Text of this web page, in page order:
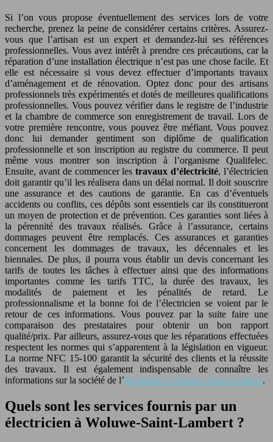
Si l’on vous propose éventuellement des services lors de votre
recherche, prenez la peine de considérer certains critères. Assurez-
vous que l’artisan est un expert et demandez-lui ses références
professionnelles. Vous avez intérêt à prendre ces précautions, car la
réparation d’une installation électrique n’est pas une chose facile. Et
elle est nécessaire si vous devez effectuer d’importants travaux
d’aménagement et de rénovation. Optez donc pour des artisans
professionnels très expérimentés et dotés de meilleures qualifications
professionnelles. Vous pouvez vérifier dans le registre de l’industrie
et la chambre de commerce son enregistrement de travail. Lors de
votre première rencontre, vous pouvez être méfiant. Vous pouvez
donc lui demander gentiment son diplôme de qualification
professionnelle et son inscription au registre du commerce. Il peut
même vous montrer son inscription à l’organisme Qualifelec.
Ensuite, avant de commencer lestravaux d’électricité, l’électricien
doit garantir qu’il les réalisera dans un délai normal. Il doit souscrire
une assurance et des cautions de garantie. En cas d’éventuels
accidents ou conflits, ces dépôts sont essentiels car ils constitueront
un moyen de protection et de prévention. Ces garanties sont liées à
la pérennité des travaux réalisés. Grâce à l’assurance, certains
dommages peuvent être remplacés. Ces assurances et garanties
concernent les dommages de travaux, les décennales et les
biennales. De plus, il pourra vous établir un devis concernant les
tarifs de toutes les tâches à effectuer ainsi que des informations
importantes comme les tarifs TTC, la durée des travaux, les
modalités de paiement et les pénalités de retard. Le
professionnalisme et la bonne foi de l’électricien se voient par le
retour de ces informations. Vous pouvez par la suite faire une
comparaison des prestataires pour obtenir un bon rapport
qualité/prix. Par ailleurs, assurez-vous que les réparations effectuées
respectent les normes qui s’apparentent à la législation en vigueur.
La norme NFC 15-100 garantit la sécurité des clients et la réussite
des travaux. Il est également indispensable de connaître les
informations sur la société de l’électricien à Woluwe-Saint-Lambert.
Quels sont les services fournis par un
électricien à Woluwe-Saint-Lambert ?